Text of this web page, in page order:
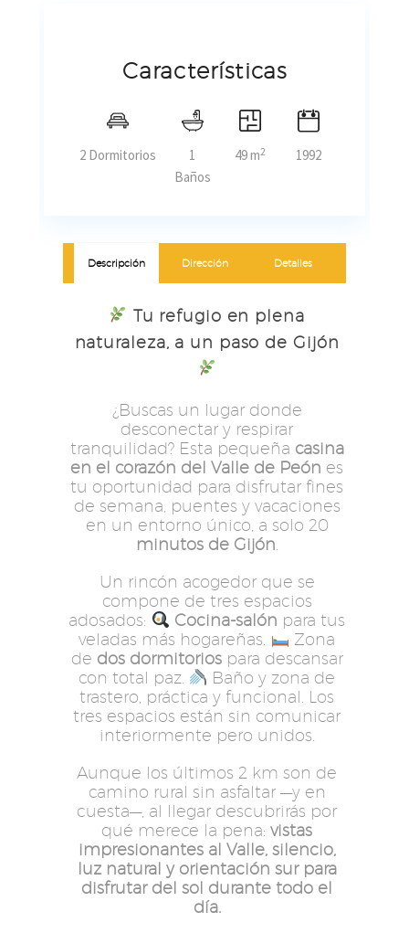
Características
2 Dormitorios
1
Baños
49 m2 1992
Descripción Dirección Detalles
Tu refugio en plena
naturaleza, a un paso de Gijón
¿Buscas un lugar donde
desconectar y respirar
tranquilidad? Esta pequeña casina
en el corazón del Valle de Peón es
tu oportunidad para disfrutar fines
de semana, puentes y vacaciones
en un entorno único, a solo 20
minutos de Gijón
Un rincón acogedor que se
compone de tres espacios
adosados:
Cocina-salón para tus
veladas más hogareñas.
Zona
de dos dormitoriospara descansar
con total paz.
Baño y zona de
trastero, práctica y funcional. Los
tres espacios están sin comunicar
interiormente pero unidos.
Aunque los últimos 2 km son de
camino rural sin asfaltar —y en
cuesta—, al llegar descubrirás por
qué merece la pena: vistas
impresionantes al Valle, silencio,
luz natural y orientación sur para
disfrutar del sol durante todo el
día.